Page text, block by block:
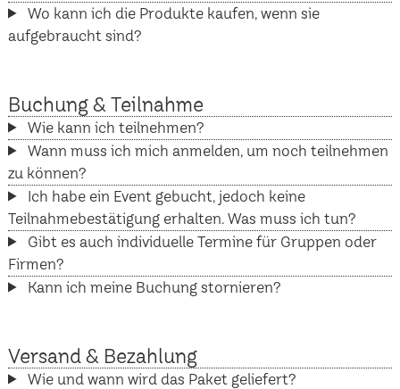
Wo kann ich die Produkte kaufen, wenn sie
aufgebraucht sind?
Buchung & Teilnahme
Wie kann ich teilnehmen?
Wann muss ich mich anmelden, um noch teilnehmen
zu können?
Ich habe ein Event gebucht, jedoch keine
Teilnahmebestätigung erhalten. Was muss ich tun?
Gibt es auch individuelle Termine für Gruppen oder
Firmen?
Kann ich meine Buchung stornieren?
Versand & Bezahlung
Wie und wann wird das Paket geliefert?